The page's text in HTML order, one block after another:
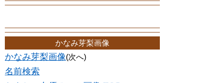
かなみ芽梨画像
かなみ芽梨画像(次へ)
名前検索